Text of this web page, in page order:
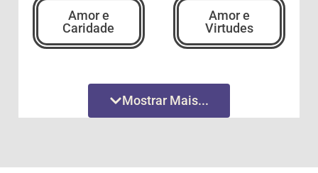
Amor e
Caridade
Amor e
Virtudes
Mostrar Mais...